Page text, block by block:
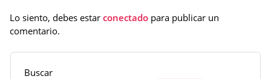
Lo siento, debes estar conectado para publicar un
comentario.
Buscar